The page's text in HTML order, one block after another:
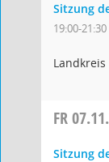
Sitzung
19:00-
FR
Sitzung